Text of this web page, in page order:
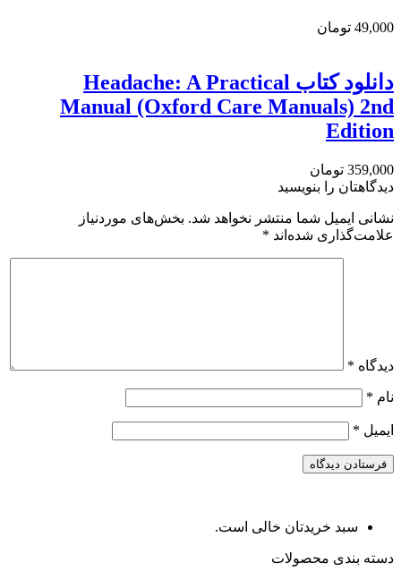
49,000 تومان
دانلود كتاب Headache: A Practical
Manual (Oxford Care Manuals) 2nd
Edition
359,000 تومان
دیدگاهتان را بنویسید
نشانی ایمیل شما منتشر نخواهد شد. بخش‌های موردنیاز
علامت‌گذاری شده‌اند *
دیدگاه *
نام *
ایمیل *
سبد خریدتان خالی است.
دسته بندی محصولات